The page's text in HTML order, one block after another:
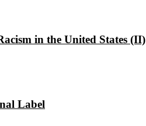
in the United States (II)
Label